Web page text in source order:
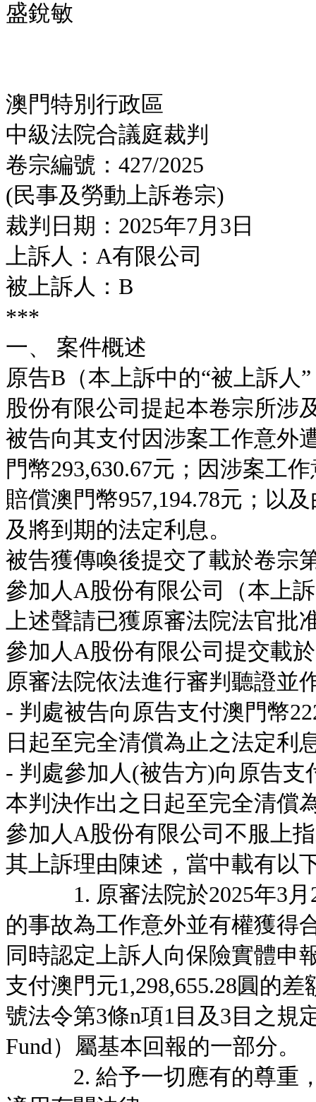
盛銳敏
澳門特別行政區
中級法院合議庭裁判
卷宗編號：427/2025
(民事及勞動上訴卷宗)
裁判日期：2025年7月3日
上訴人：A有限公司
被上訴人：B
***
一、 案件概述
原告B（本上訴中的“被上訴人
股份有限公司提起本卷宗所涉
被告向其支付因涉案工作意外
門幣293,630.67元；因涉案工
賠償澳門幣957,194.78元；以
及將到期的法定利息。
被告獲傳喚後提交了載於卷宗
參加人A股份有限公司（本上
上述聲請已獲原審法院法官批
參加人A股份有限公司提交載
原審法院依法進行審判聽證並
- 判處被告向原告支付澳門幣
日起至完全清償為止之法定利
- 判處參加人(被告方)向原告支
本判決作出之日起至完全清償
參加人A股份有限公司不服上
其上訴理由陳述，當中載有以
1. 原審法院於2025年3月
的事故為工作意外並有權獲得
同時認定上訴人向保險實體申
支付澳門元1,298,655.28圓的
號法令第3條n項1目及3目之規
Fund）屬基本回報的一部分。
2. 給予一切應有的尊重，